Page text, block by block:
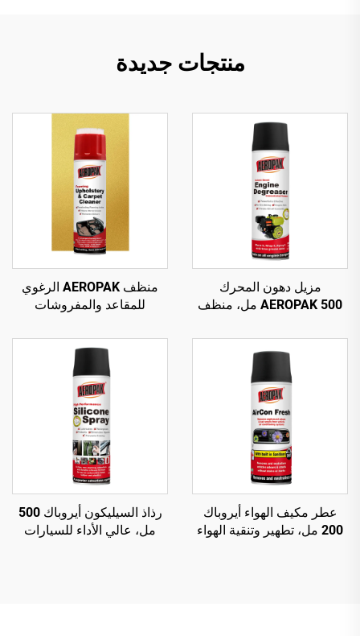
منتجات جديدة
مزيل دهون المحرك
AEROPAK 500 مل، منظف
لإزالة الشحوم والعناية
بالسيارة
منظف AEROPAK الرغوي
للمقاعد والمفروشات
متعدد الأغراض
عطر مكيف الهواء أيروباك
200 مل، تطهير وتنقية الهواء
رذاذ السيليكون أيروباك 500
مل، عالي الأداء للسيارات